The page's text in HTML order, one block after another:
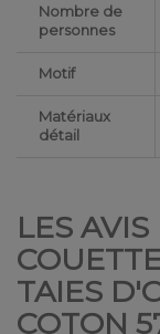
Nombre de
personnes
Motif
Matériaux
détail
LES
TAIES
COTON